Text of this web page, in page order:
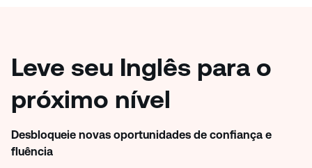
Leve seu Inglês para o
próximo nível
Desbloqueie novas oportunidades de confiança e
fluência